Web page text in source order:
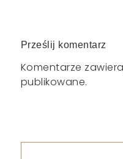
Prześlij komentarz
Komentarze
publikowane.